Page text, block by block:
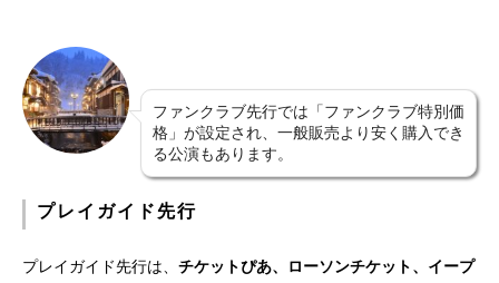
ファンクラブ先行では「ファンクラブ特別価
格」が設定され、一般販売より安く購入でき
る公演もあります。
プレイガイド先行
プレイガイド先行は、 チケットぴあ、ローソンチケット、イープ